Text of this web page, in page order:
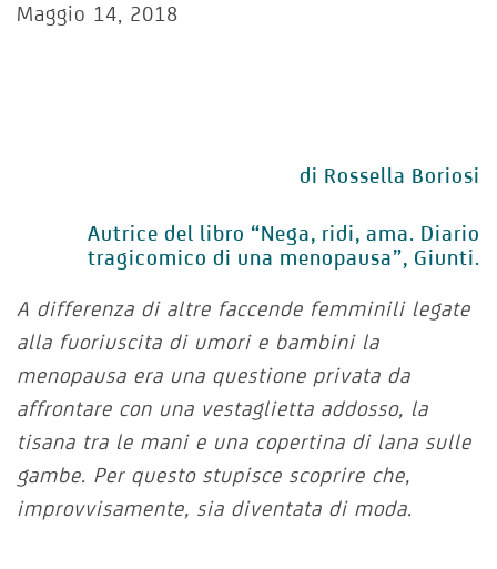
Maggio 14, 2018
di Rossella Boriosi
Autrice del libro “Nega, ridi, ama. Diario
tragicomico di una menopausa”, Giunti.
A differenza di altre faccende femminili legate
alla fuoriuscita di umori e bambini la
menopausa era una questione privata da
affrontare con una vestaglietta addosso, la
tisana tra le mani e una copertina di lana sulle
gambe. Per questo stupisce scoprire che,
improvvisamente, sia diventata di moda.